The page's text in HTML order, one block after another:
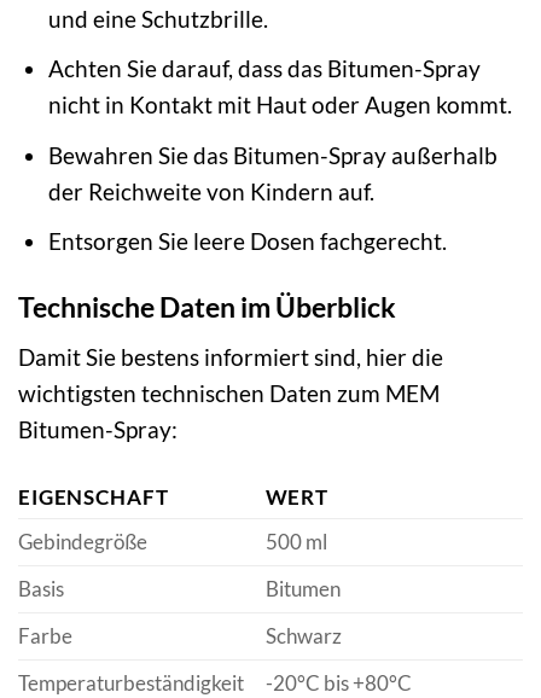
und eine Schutzbrille.
Achten Sie darauf, dass das Bitumen-Spray
nicht in Kontakt mit Haut oder Augen kommt.
Bewahren Sie das Bitumen-Spray außerhalb
der Reichweite von Kindern auf.
Entsorgen Sie leere Dosen fachgerecht.
Technische Daten im Überblick
Damit Sie bestens informiert sind, hier die
wichtigsten technischen Daten zum MEM
Bitumen-Spray:
EIGENSCHAFT
WERT
Gebindegröße
500 ml
Basis
Bitumen
Farbe
Schwarz
Temperaturbeständigkeit
-20°C bis +80°C